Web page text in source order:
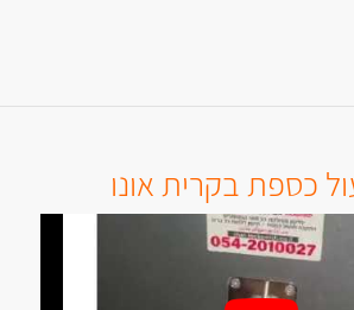
כספת בקרית אונו